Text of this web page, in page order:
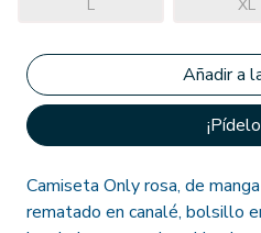
L XL
Camiseta Only rosa, de
rematado en canalé, bolsillo